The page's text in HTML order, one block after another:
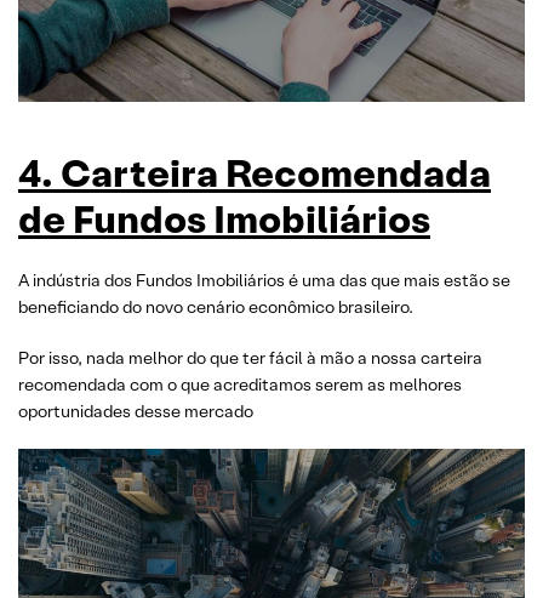
4. Carteira Recomendada
de Fundos Imobiliários
A indústria dos Fundos Imobiliários é uma das que mais estão se
beneficiando do novo cenário econômico brasileiro.
Por isso, nada melhor do que ter fácil à mão a nossa carteira
recomendada com o que acreditamos serem as melhores
oportunidades desse mercado